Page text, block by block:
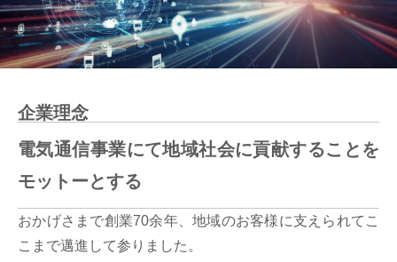
ッ
プ
企業理念
電気通信事業にて地域社会に貢献することを
モットーとする
おかげさまで創業70余年、 地域のお客様に支えられてこ
こまで邁進して参りました。